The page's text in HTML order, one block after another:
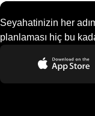
Seyahatinizin her
planlaması hiç bu